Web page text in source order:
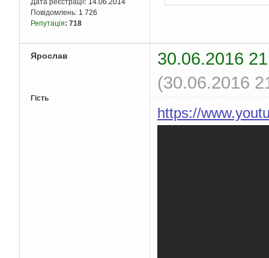
Повідомлень: 1 726
Репутація: 718
Ярослав
30.06.2016
(30.06.2016
Гість
https://